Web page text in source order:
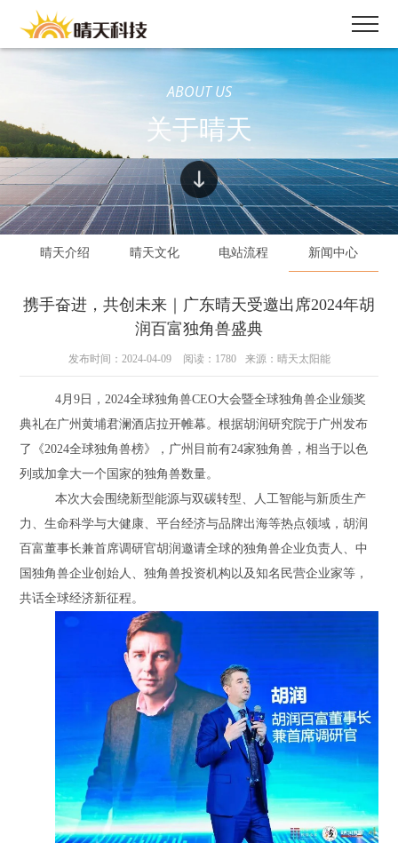
ABOUT US
关于晴天
晴天介绍 晴天文化 电站流程 新闻中心
携手奋进，共创未来｜广东晴天受邀出席2024年胡
润百富独角兽盛典
发布时间：2024-04-09 阅读：1780 来源：晴天太阳能
4月9日，2024全球独角兽CEO大会暨全球独角兽企业颁奖
典礼在广州黄埔君澜酒店拉开帷幕。根据胡润研究院于广州发布
了《2024全球独角兽榜》，广州目前有24家独角兽，相当于以色
列或加拿大一个国家的独角兽数量。
本次大会围绕新型能源与双碳转型、人工智能与新质生产
力、生命科学与大健康、平台经济与品牌出海等热点领域，胡润
百富董事长兼首席调研官胡润邀请全球的独角兽企业负责人、中
国独角兽企业创始人、独角兽投资机构以及知名民营企业家等，
共话全球经济新征程。